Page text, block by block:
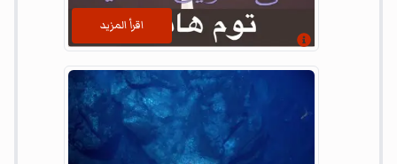
إظهار المعلومات
اقرأ المزيد